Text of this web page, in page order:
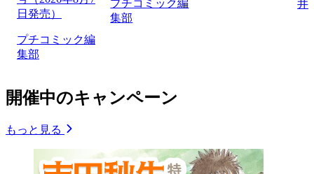
日発売）
プチコミック編
集部
プチコミック編
集部
井
開催中のキャンペーン
もっと見る